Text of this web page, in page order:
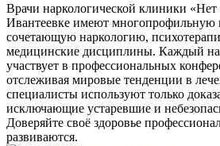
Врачи наркологической клиники «Нет
Ивантеевке имеют многопрофильную
сочетающую наркологию,
медицинские дисциплины. Каждый
участвует в профессиональных
отслеживая мировые тенденции в
специалисты используют только
исключающие устаревшие и
Доверяйте своё здоровье
развиваются.